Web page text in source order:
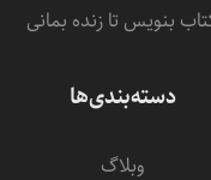
بنویس تا زنده بمانی
دسته‌بندی‌ها
وبلاگ